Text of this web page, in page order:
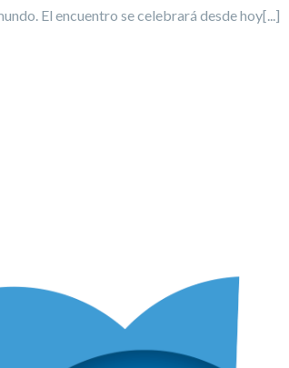
El encuentro se celebrará desde hoy[...]